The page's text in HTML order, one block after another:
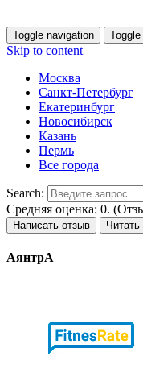
Toggle navigation
Skip to content
Москва
Санкт-Петербург
Екатеринбург
Новосибирск
Казань
Пермь
Все города
Search:
Средняя оценка: 0.
Написать отзыв
АянтрА